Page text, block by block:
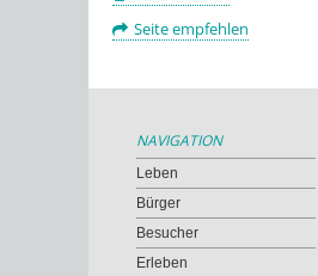
Seite empfehlen
NAVIGATION
Leben
Bürger
Besucher
Erleben